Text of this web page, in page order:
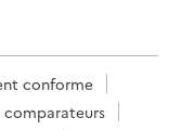
conforme
comparateurs